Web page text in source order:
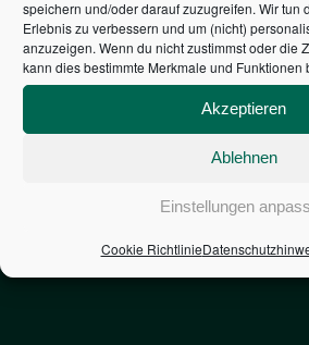
speichern und/oder darauf zuzugreifen. Wir tun
Erlebnis zu verbessern und um (nicht)
anzuzeigen. Wenn du nicht zustimmst oder die
kann dies bestimmte Merkmale und Funktionen
Akzeptieren
Ablehnen
Einstellungen
Cookie Richtlinie
GESELLSCHAFTEN
In den Warenkorb